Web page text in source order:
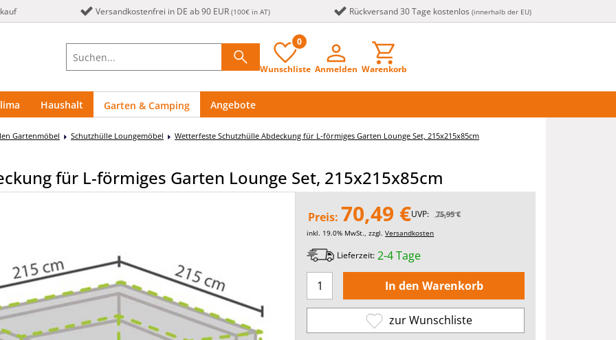
Versandkostenfrei in DE ab 90 EUR (100€ in AT) Rückversand 30 Tage kostenlos (innerhalb der EU)
0
Wunschliste Anmelden Warenkorb
Haushalt Garten & Camping Angebote
Gartenmöbel Schutzhülle Loungemöbel Wetterfeste Schutzhülle Abdeckung für L-förmiges Garten Lounge Set, 215x215x85cm
für L-förmiges Garten Lounge Set, 215x215x85cm
Preis: 70,49 €UVP: 75,95 €
inkl. 19.0% MwSt., zzgl.Versandkosten
Lieferzeit: 2-4 Tage
zur Wunschliste